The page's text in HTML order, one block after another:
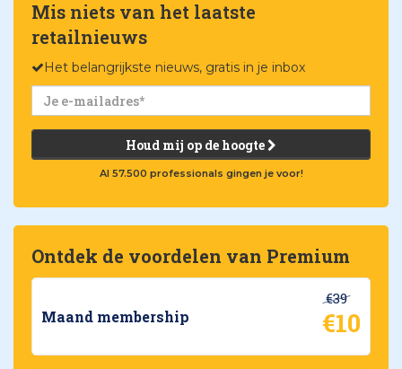
Mis niets van het laatste
retailnieuws
Het belangrijkste nieuws, gratis in je inbox
Houd mij op de hoogte
Al 57.500 professionals gingen je voor!
Ontdek de voordelen van Premium
Maand membership
€39
€10